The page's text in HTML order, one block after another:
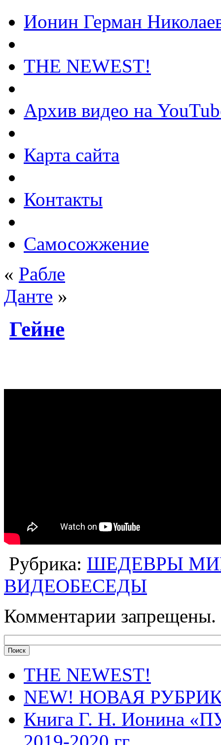
Ионин Герман
THE NEWEST!
Архив видео на
Карта сайта
Контакты
Самосожжение
« Рабле
Данте »
Гейне
Рубрика: ШЕДЕВРЫ
ВИДЕОБЕСЕДЫ
Комментарии запрещены.
THE NEWEST!
NEW! НОВАЯ
Книга Г. Н. Ионина